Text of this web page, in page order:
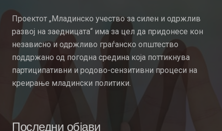
Проектот „Младинско учество за силен и одржлив
развој на заедницата“ има за цел да придонесе кон
независно и одржливо граѓанско општество
поддржано од погодна средина која поттикнува
партиципативни и родово-сензитивни процеси на
креирање младински политики.
Последни објави